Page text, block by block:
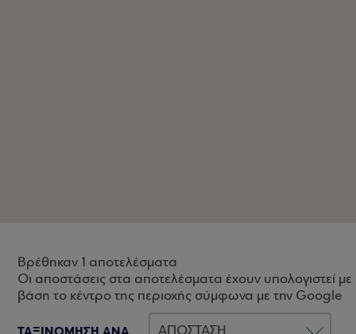
Βρέθηκαν 1 αποτελέσματα
Οι αποστάσεις στα αποτελέσματα έχουν υπολογιστεί με
βάση το κέντρο της περιοχής σύμφωνα με την Google